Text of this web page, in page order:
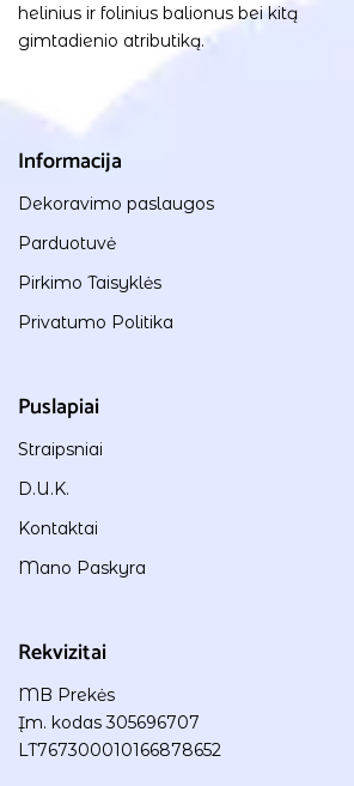
helinius ir folinius balionus bei kitą
gimtadienio atributiką.
Informacija
Dekoravimo paslaugos
Parduotuvė
Pirkimo Taisyklės
Privatumo Politika
Puslapiai
Straipsniai
D.U.K.
Kontaktai
Mano Paskyra
Rekvizitai
MB Prekės
Įm. kodas 305696707
LT767300010166878652